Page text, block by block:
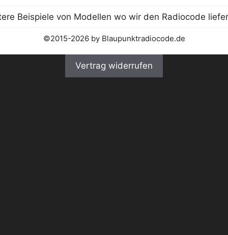
©2015-2026 by Blaupunktradiocode.de
Vertrag widerrufen